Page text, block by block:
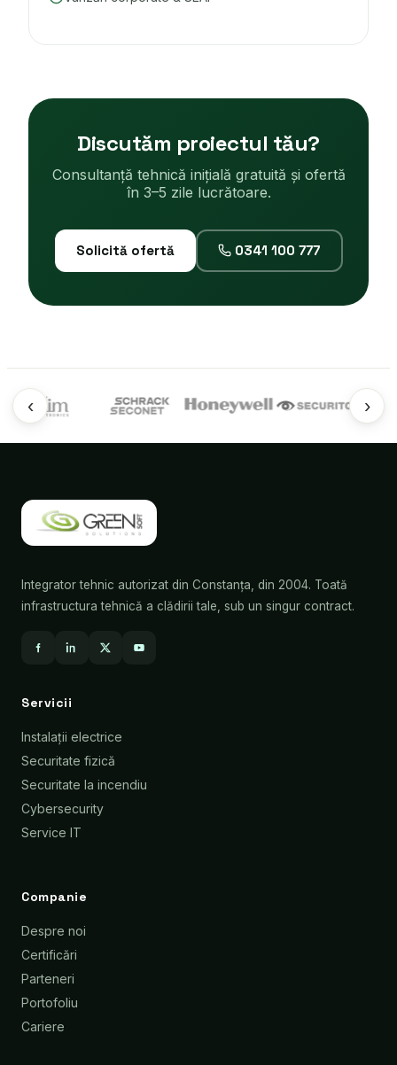
Discutăm proiectul tău?
Consultanță tehnică inițială gratuită și ofertă
în 3–5 zile lucrătoare.
Solicită ofertă 0341 100 777
‹ ›
Integrator tehnic autorizat din Constanța, din 2004. Toată
infrastructura tehnică a clădirii tale, sub un singur contract.
Servicii
Instalații electrice
Securitate fizică
Securitate la incendiu
Cybersecurity
Service IT
Companie
Despre noi
Certificări
Parteneri
Portofoliu
Cariere